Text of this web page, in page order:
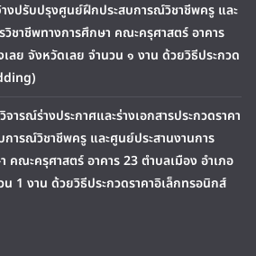
างปรับปรุงศูนย์ฝึกประสบการณ์วิชาชีพครู และ
วิชาชีพทางการศึกษา คณะครุศาสตร์ อาคาร
ลย จังหวัดเลย จำนวน ๑ งาน ด้วยวิธีประกวด
ารณ์ร่างประกาศและร่างเอกสารประกวดราคา
ารณ์วิชาชีพครู และศูนย์ประสานงานการ
คณะครุศาสตร์ อาคาร 23 ตำบลเมือง อำเภอ
น 1 งาน ด้วยวิธีประกวดราคาอิเล็กทรอนิกส์